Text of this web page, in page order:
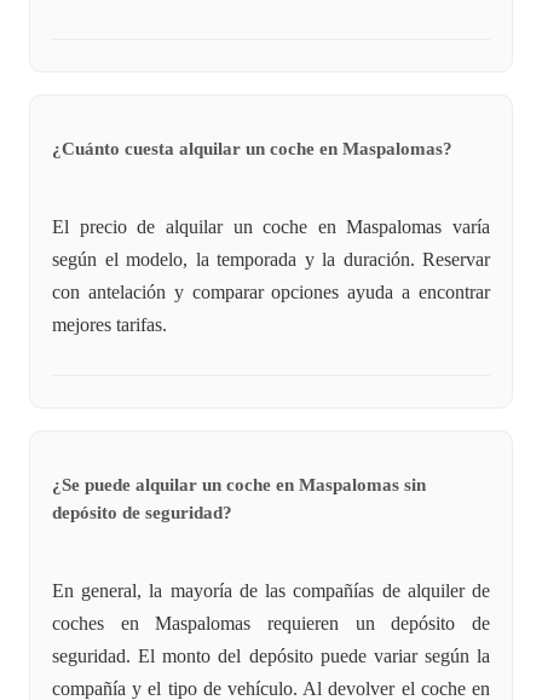
¿Cuánto cuesta alquilar un coche en Maspalomas?
El precio de alquilar un coche en Maspalomas varía
según el modelo, la temporada y la duración. Reservar
con antelación y comparar opciones ayuda a encontrar
mejores tarifas.
¿Se puede alquilar un coche en Maspalomas sin
depósito de seguridad?
En general, la mayoría de las compañías de alquiler de
coches en Maspalomas requieren un depósito de
seguridad. El monto del depósito puede variar según la
compañía y el tipo de vehículo. Al devolver el coche en